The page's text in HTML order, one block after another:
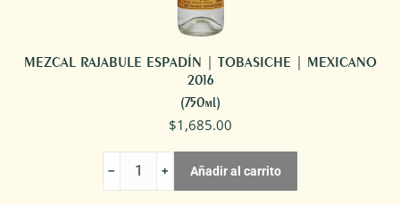
MEZCAL RAJABULE ESPADÍN | TOBASICHE | MEXICANO
2016
(750ml)
$1,685.00
RAJABULE
ESPADÍN
Añadir al carrito